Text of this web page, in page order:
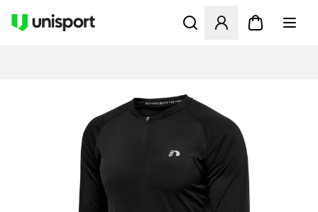
Öffnet ein Fenster zum